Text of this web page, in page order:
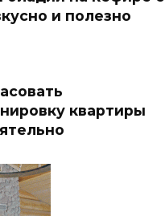
и полезно
квартиры